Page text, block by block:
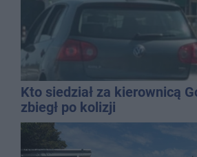
Kto siedział za kierownicą
zbiegł po kolizji